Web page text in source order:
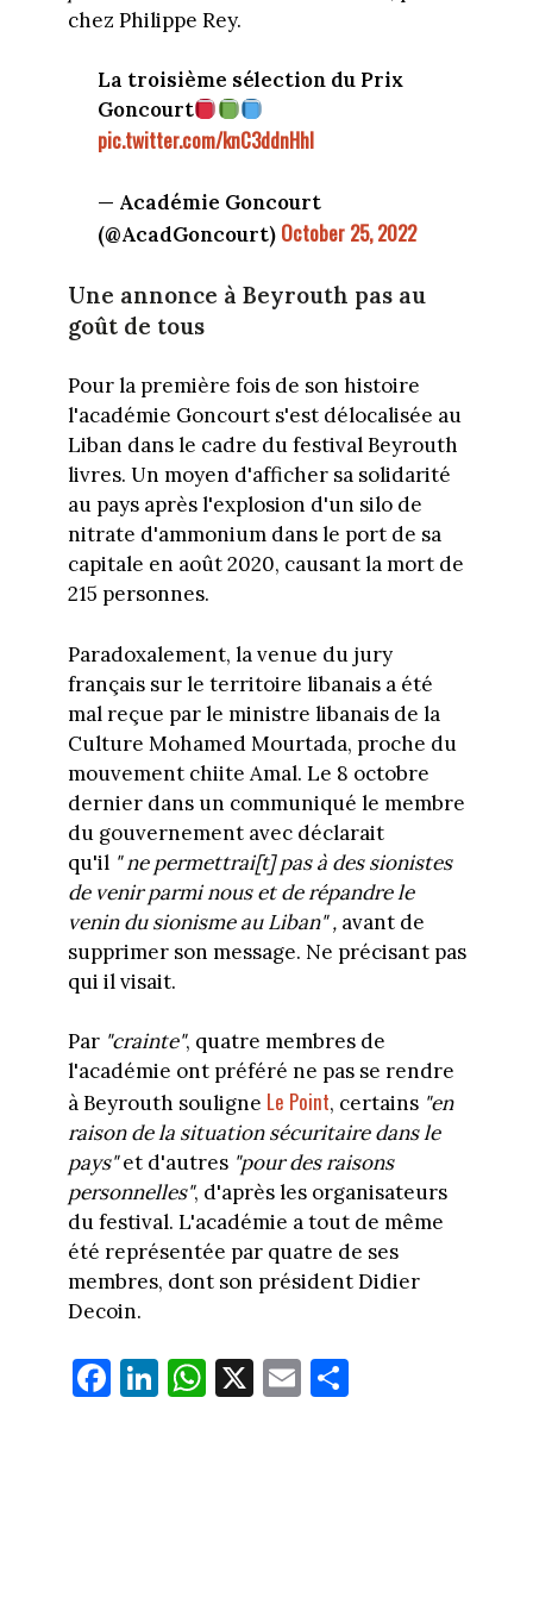
chez Philippe Rey.
La troisième sélection du Prix
Goncourt
pic.twitter.com/knC3ddnHhI
— Académie Goncourt
(@AcadGoncourt) October 25, 2022
Une annonce à Beyrouth pas au
goût de tous
Pour la première fois de son histoire
l'académie Goncourt s'est délocalisée au
Liban dans le cadre du festival Beyrouth
livres. Un moyen d'afficher sa solidarité
au pays après l'explosion d'un silo de
nitrate d'ammonium dans le port de sa
capitale en août 2020, causant la mort de
215 personnes.
Paradoxalement, la venue du jury
français sur le territoire libanais a été
mal reçue par le ministre libanais de la
Culture Mohamed Mourtada, proche du
mouvement chiite Amal. Le 8 octobre
dernier dans un communiqué le membre
du gouvernement avec déclarait
qu'il " ne permettrai[t] pas à des sionistes
de venir parmi nous et de répandre le
venin du sionisme au Liban" , avant de
supprimer son message. Ne précisant pas
qui il visait.
Par "crainte", quatre membres de
l'académie ont préféré ne pas se rendre
à Beyrouth souligne Le Point, certains "en
raison de la situation sécuritaire dans le
pays" et d'autres "pour des raisons
personnelles", d'après les organisateurs
du festival. L'académie a tout de même
été représentée par quatre de ses
membres, dont son président Didier
Decoin.
Fa
ce
Li
nk
W
ha
X E
m
Pa
rt